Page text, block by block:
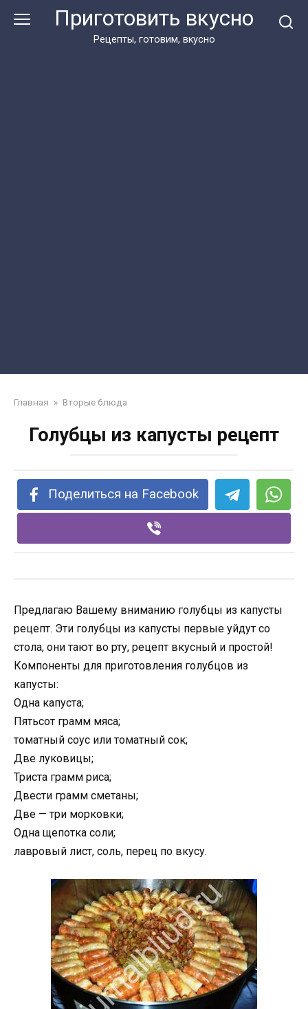
Приготовить вкусно
Рецепты, готовим, вкусно
Главная » Вторые блюда
Голубцы из капусты рецепт
Поделиться на Facebook
Предлагаю Вашему вниманию голубцы из капусты
рецепт. Эти голубцы из капусты первые уйдут со
стола, они тают во рту, рецепт вкусный и простой!
Компоненты для приготовления голубцов из
капусты:
Одна капуста;
Пятьсот грамм мяса;
томатный соус или томатный сок;
Две луковицы;
Триста грамм риса;
Двести грамм сметаны;
Две — три морковки;
Одна щепотка соли;
лавровый лист, соль, перец по вкусу.